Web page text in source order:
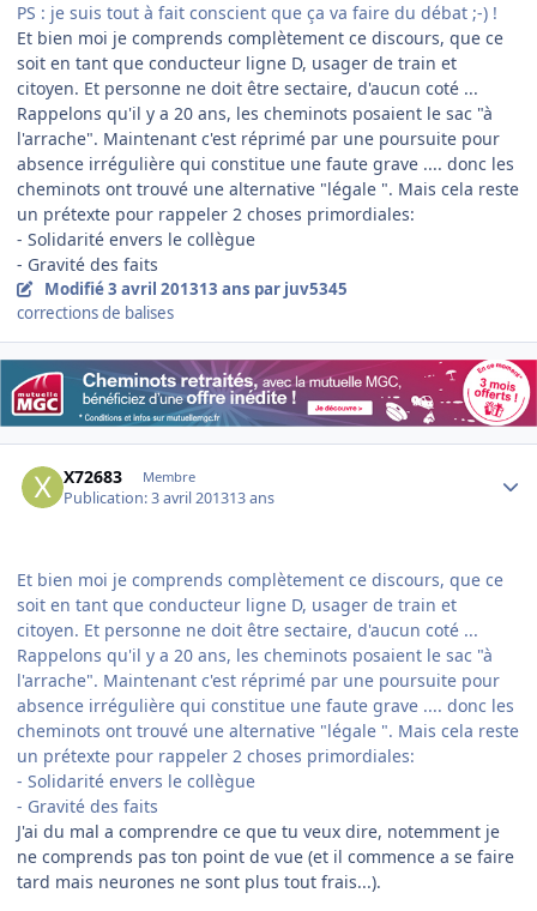
PS : je suis tout à fait conscient que ça va faire du débat ;-) !
Et bien moi je comprends complètement ce discours, que ce
soit en tant que conducteur ligne D, usager de train et
citoyen. Et personne ne doit être sectaire, d'aucun coté ...
Rappelons qu'il y a 20 ans, les cheminots posaient le sac "à
l'arrache". Maintenant c'est réprimé par une poursuite pour
absence irrégulière qui constitue une faute grave .... donc les
cheminots ont trouvé une alternative "légale ". Mais cela reste
un prétexte pour rappeler 2 choses primordiales:
- Solidarité envers le collègue
- Gravité des faits
Modifié3 avril 201313 ans par juv5345
corrections de balises
X72683 Membre
Publication:3 avril 201313 ans
Et bien moi je comprends complètement ce discours, que ce
soit en tant que conducteur ligne D, usager de train et
citoyen. Et personne ne doit être sectaire, d'aucun coté ...
Rappelons qu'il y a 20 ans, les cheminots posaient le sac "à
l'arrache". Maintenant c'est réprimé par une poursuite pour
absence irrégulière qui constitue une faute grave .... donc les
cheminots ont trouvé une alternative "légale ". Mais cela reste
un prétexte pour rappeler 2 choses primordiales:
- Solidarité envers le collègue
- Gravité des faits
J'ai du mal a comprendre ce que tu veux dire, notemment je
ne comprends pas ton point de vue (et il commence a se faire
tard mais neurones ne sont plus tout frais...).